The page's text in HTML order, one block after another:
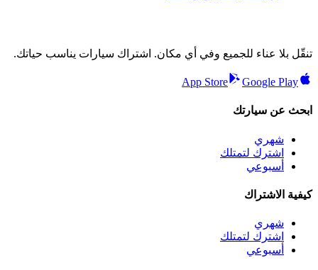
تنقّل بلا عناء للجميع وفي أي مكان. اشتراك سيارات يناسب حياتك.
App Store Google Play
ابحث عن سيارتك
شهري
اشترك لتمتلك
أسبوعي
كيفية الاشتراك
شهري
اشترك لتمتلك
أسبوعي